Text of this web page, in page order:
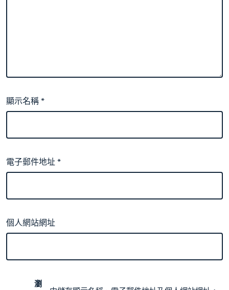
顯示名稱*
電子郵件地址*
個人網站網址
瀏